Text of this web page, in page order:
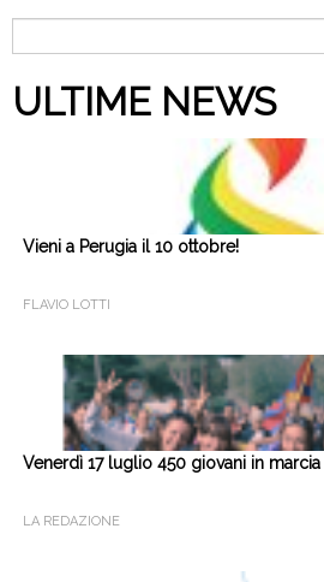
per:
ULTIME NEWS
Vieni a Perugia il 10 ottobre!
FLAVIO LOTTI
Venerdì 17 luglio 450 giovani in
LA REDAZIONE